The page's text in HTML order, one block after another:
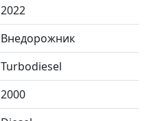
2022
Внедорожник
Turbodiesel
2000